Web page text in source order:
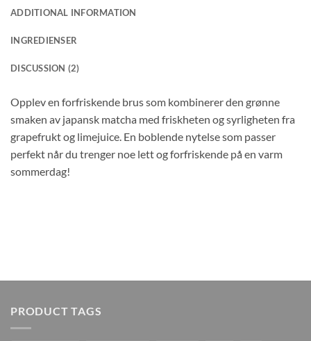
ADDITIONAL INFORMATION
INGREDIENSER
DISCUSSION (2)
Opplev en forfriskende brus som kombinerer den grønne
smaken av japansk matcha med friskheten og syrligheten fra
grapefrukt og limejuice. En boblende nytelse som passer
perfekt når du trenger noe lett og forfriskende på en varm
sommerdag!
PRODUCT TAGS